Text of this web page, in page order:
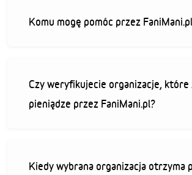
Komu mogę pomóc przez
Czy weryfikujecie organizacje, które
pieniądze przez FaniMani.pl?
Kiedy wybrana organizacja otrzyma